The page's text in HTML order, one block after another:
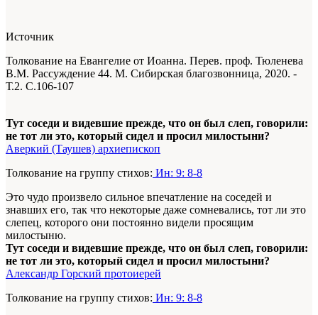
Источник
Толкование на Евангелие от Иоанна. Перев. проф. Тюленева
В.М. Рассуждение 44. М. Сибирская благозвонница, 2020. -
Т.2. С.106-107
Тут соседи и видевшие прежде, что он был слеп, говорили:
не тот ли это, который сидел и просил милостыни?
Аверкий (Таушев) архиепископ
Толкование на группу стихов: Ин: 9: 8-8
Это чудо произвело сильное впечатление на соседей и
знавших его, так что некоторые даже сомневались, тот ли это
слепец, которого они постоянно видели просящим
милостыню.
Тут соседи и видевшие прежде, что он был слеп, говорили:
не тот ли это, который сидел и просил милостыни?
Александр Горский протоиерей
Толкование на группу стихов: Ин: 9: 8-8